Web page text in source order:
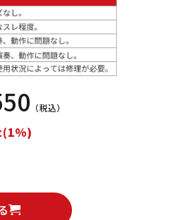
（税込）